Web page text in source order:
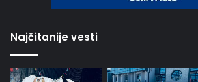
Najčitanije vesti